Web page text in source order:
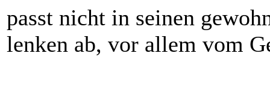
passt nicht in seinen
lenken ab, vor allem vom